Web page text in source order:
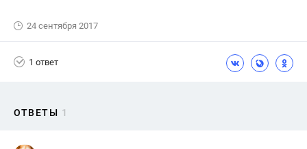
24 сентября 2017
1 ответ
ОТВЕТЫ 1